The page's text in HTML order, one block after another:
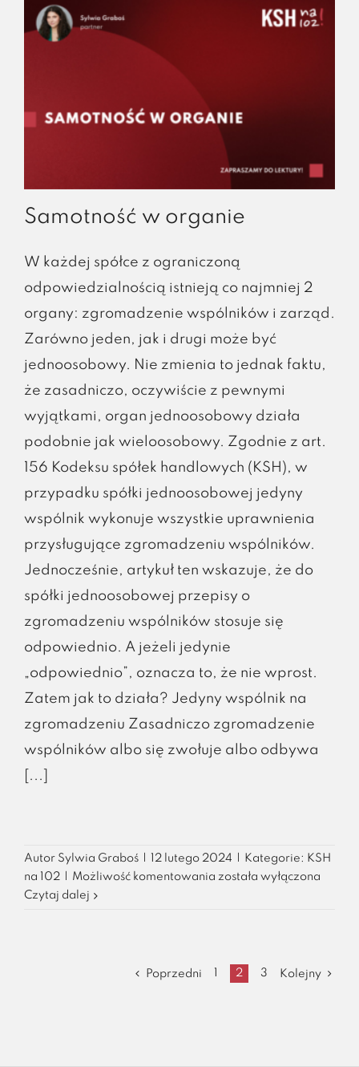
kupując
firmę
Samotność w organie
W każdej spółce z ograniczoną
odpowiedzialnością istnieją co najmniej 2
organy: zgromadzenie wspólników i zarząd.
Zarówno jeden, jak i drugi może być
jednoosobowy. Nie zmienia to jednak faktu,
że zasadniczo, oczywiście z pewnymi
wyjątkami, organ jednoosobowy działa
podobnie jak wieloosobowy. Zgodnie z art.
156 Kodeksu spółek handlowych (KSH), w
przypadku spółki jednoosobowej jedyny
wspólnik wykonuje wszystkie uprawnienia
przysługujące zgromadzeniu wspólników.
Jednocześnie, artykuł ten wskazuje, że do
spółki jednoosobowej przepisy o
zgromadzeniu wspólników stosuje się
odpowiednio. A jeżeli jedynie
„odpowiednio”, oznacza to, że nie wprost.
Zatem jak to działa? Jedyny wspólnik na
zgromadzeniu Zasadniczo zgromadzenie
wspólników albo się zwołuje albo odbywa
[...]
Autor Sylwia Graboś 12 lutego 2024 Kategorie: KSH
na 102
Możliwość komentowania Samotność
została wyłączona
Czytaj dalej
Poprzedni 2 3 Kolejny